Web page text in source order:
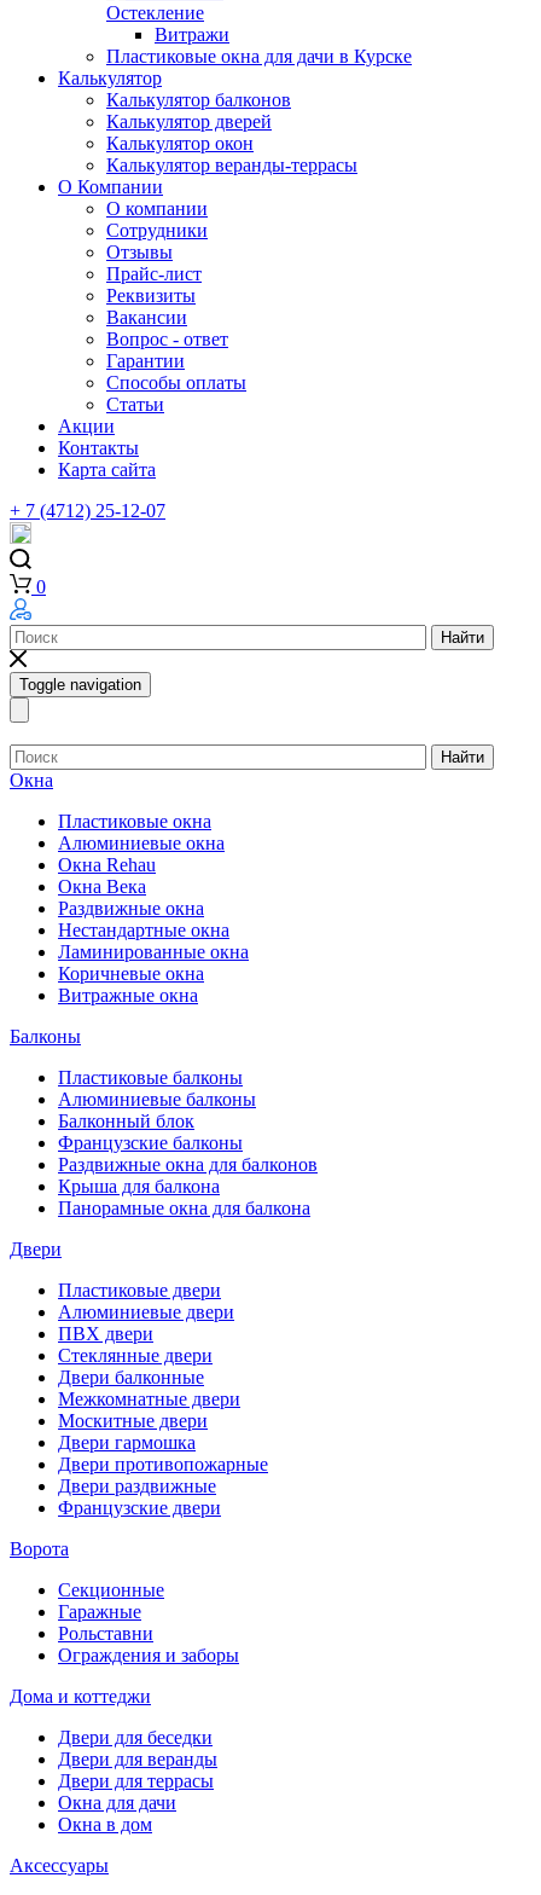
Остекление
Витражи
Пластиковые окна для дачи в Курске
Калькулятор
Калькулятор балконов
Калькулятор дверей
Калькулятор окон
Калькулятор веранды-террасы
О Компании
О компании
Сотрудники
Отзывы
Прайс-лист
Реквизиты
Вакансии
Вопрос - ответ
Гарантии
Способы оплаты
Статьи
Акции
Контакты
Карта сайта
+ 7 (4712) 25-12-07
0
Найти
Toggle navigation
Найти
Окна
Пластиковые окна
Алюминиевые окна
Окна Rehau
Окна Века
Раздвижные окна
Нестандартные окна
Ламинированные окна
Коричневые окна
Витражные окна
Балконы
Пластиковые балконы
Алюминиевые балконы
Балконный блок
Французские балконы
Раздвижные окна для балконов
Крыша для балкона
Панорамные окна для балкона
Двери
Пластиковые двери
Алюминиевые двери
ПВХ двери
Стеклянные двери
Двери балконные
Межкомнатные двери
Москитные двери
Двери гармошка
Двери противопожарные
Двери раздвижные
Французские двери
Ворота
Секционные
Гаражные
Рольставни
Ограждения и заборы
Дома и коттеджи
Двери для беседки
Двери для веранды
Двери для террасы
Окна для дачи
Окна в дом
Аксессуары